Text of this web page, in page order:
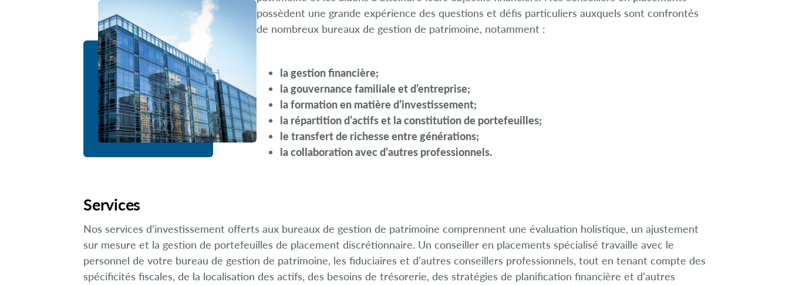
possèdent une grande expérience des questions et défis particuliers auxquels sont confrontés
de nombreux bureaux de gestion de patrimoine, notamment :
la gestion financière;
la gouvernance familiale et d’entreprise;
la formation en matière d’investissement;
la répartition d’actifs et la constitution de portefeuilles;
le transfert de richesse entre générations;
la collaboration avec d’autres professionnels.
Services
Nos services d’investissement offerts aux bureaux de gestion de patrimoine comprennent une évaluation holistique, un ajustement
sur mesure et la gestion de portefeuilles de placement discrétionnaire. Un conseiller en placements spécialisé travaille avec le
personnel de votre bureau de gestion de patrimoine, les fiduciaires et d’autres conseillers professionnels, tout en tenant compte des
spécificités fiscales, de la localisation des actifs, des besoins de trésorerie, des stratégies de planification financière et d’autres